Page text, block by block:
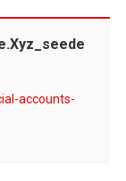
accounts-